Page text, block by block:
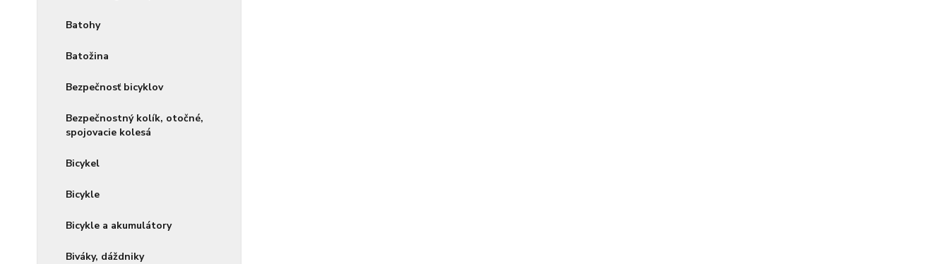
Batohy
Batožina
Bezpečnosť bicyklov
Bezpečnostný kolík, otočné,
spojovacie kolesá
Bicykel
Bicykle
Bicykle a akumulátory
Biváky, dáždniky